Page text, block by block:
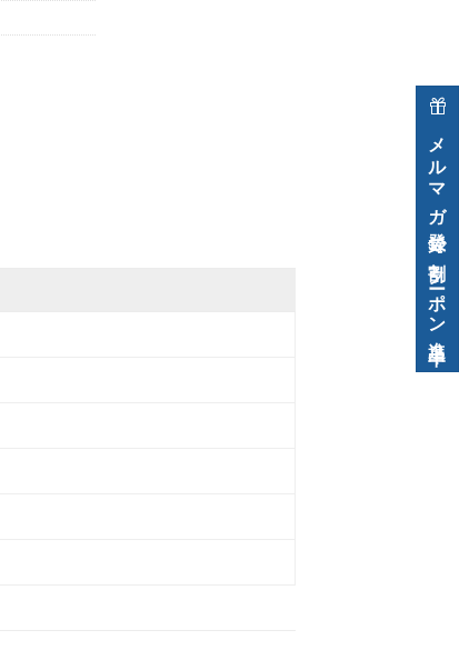
メルマガ登録で割引クーポン進呈中！